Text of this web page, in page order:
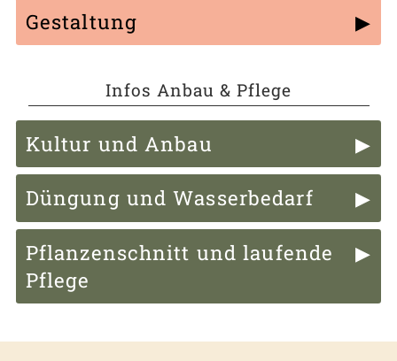
Gestaltung
Infos Anbau & Pflege
Kultur und Anbau
Düngung und Wasserbedarf
Pflanzenschnitt und laufende
Pflege